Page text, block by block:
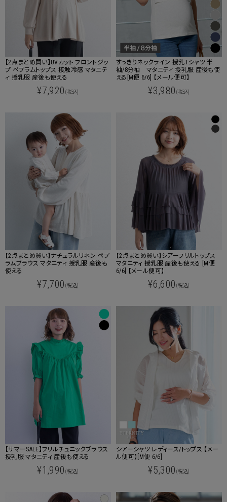
【2点まとめ買い】UVカット フロントジッ
プ ペプラムトップス 接触冷感 マタニテ
ィ 授乳服 産後も使える
¥7,920 (税込)
すっきりネックライン 授乳Tシャツ 半
袖/8分袖 マタニティ 授乳服 産後も使
える[M便 6/6] 【メール便可】
¥3,980 (税込)
【2点まとめ買い】ナチュラルリネン ペプ
ラムブラウス マタニティ 授乳服 産後も
使える
¥7,700 (税込)
【2点まとめ買い】シアーフリルトップス
マタニティ 授乳服 産後も使える [M便
6/6] 【メール便可】
¥6,600 (税込)
【サマーSALE】フリルチュニックブラウス
授乳服 マタニティ 産後も使える
¥1,990 (税込)
シアーシャツ レディース/トップス 【メー
ル便可】[M便 6/6]
¥5,300 (税込)